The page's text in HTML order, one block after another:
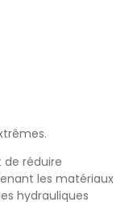
réduire
les matériaux
hydrauliques